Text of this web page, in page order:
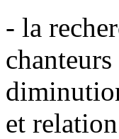
- la
et